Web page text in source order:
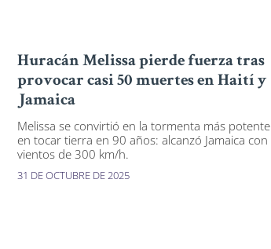
Huracán Melissa pierde fuerza tras
provocar casi 50 muertes en Haití y
Jamaica
Melissa se convirtió en la tormenta más potente
en tocar tierra en 90 años: alcanzó Jamaica con
vientos de 300 km/h.
31 DE OCTUBRE DE 2025